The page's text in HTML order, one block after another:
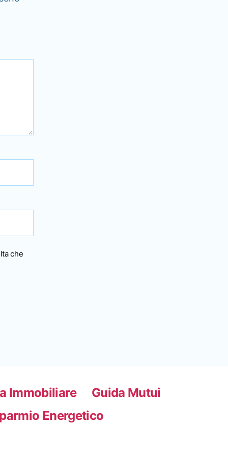
che
Immobiliare
Guida Mutui
Energetico